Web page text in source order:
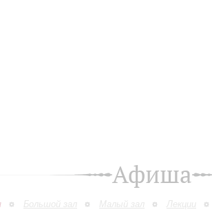
Афиша
Большой зал Малый зал Лекции